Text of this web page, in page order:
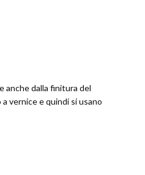
anche dalla finitura del
vernice e quindi si usano